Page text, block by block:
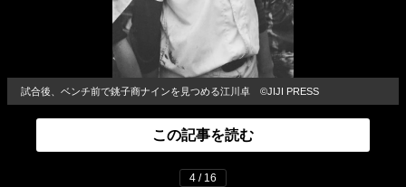
試合後、ベンチ前で銚子商ナインを見つめる江川卓 ©JIJI PRESS
この記事を読む
4 / 16